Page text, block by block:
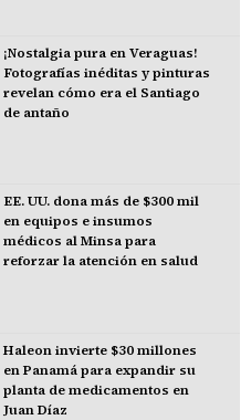
¡Nostalgia pura en Veraguas!
Fotografías inéditas y pinturas
revelan cómo era el Santiago
de antaño
EE. UU. dona más de $300 mil
en equipos e insumos
médicos al Minsa para
reforzar la atención en salud
Haleon invierte $30 millones
en Panamá para expandir su
planta de medicamentos en
Juan Díaz